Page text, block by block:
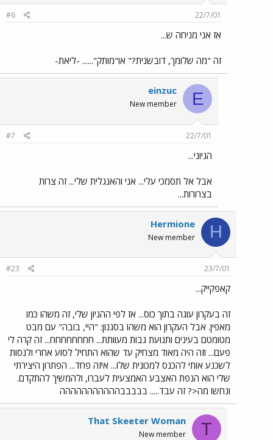
22/7/01
#6
אז אני מניחה ש...
זה "מה שלומך, דובשנית?" או"מותק"...... -ליאת-
E
einzuc
New member
22/7/01
#7
הגיוני...
אבל אל תסמכי עלי... אני והאנגלית שלי... זה צרות
בצרורות...
H
Hermione
New member
23/7/01
#23
קאפקייק...
זה בעקרון עוגה בתוך כוס... אז לפי ההגיון שלי, זה משהו כמו
מאפין. אבל העקרון הוא משהו בסגנון: "היי, בובה" עם מבט
מטומטם בעינים ותנועת גבות מעוותת... חחחחחחחח... זה קרה לי
פעם... וזה היה מאוד מצחיק עד שהוא התחיל לסוע אחרי ולנסות
לשכנע אותי להכנס למכונית שלו... איזה פחד... הפתרון היצירתי
שלי הוא הנפת האצבע האמצעית לעברו, ולהמשיך להתקדם.
ונחשו מה<? זה עבד..... בבבבבההההההההההה
T
That Skeeter Woman
New member